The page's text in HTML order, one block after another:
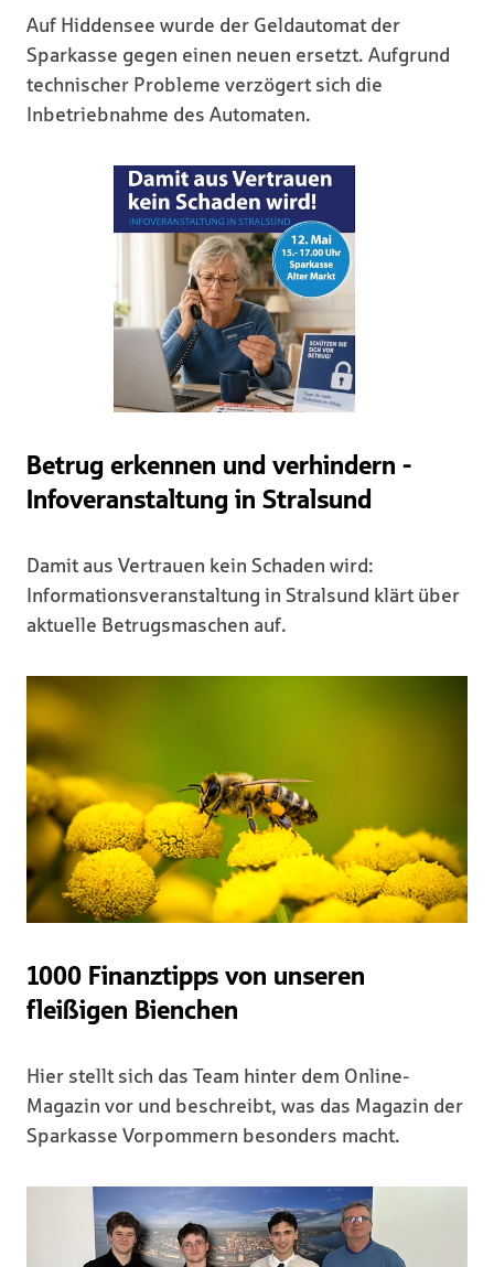
Auf Hiddensee wurde der Geldautomat der
Sparkasse gegen einen neuen ersetzt. Aufgrund
technischer Probleme verzögert sich die
Inbetriebnahme des Automaten.
Betrug erkennen und verhindern -
Infoveranstaltung in Stralsund
Damit aus Vertrauen kein Schaden wird:
Informationsveranstaltung in Stralsund klärt über
aktuelle Betrugsmaschen auf.
1000 Finanztipps von unseren
fleißigen Bienchen
Hier stellt sich das Team hinter dem Online-
Magazin vor und beschreibt, was das Magazin der
Sparkasse Vorpommern besonders macht.